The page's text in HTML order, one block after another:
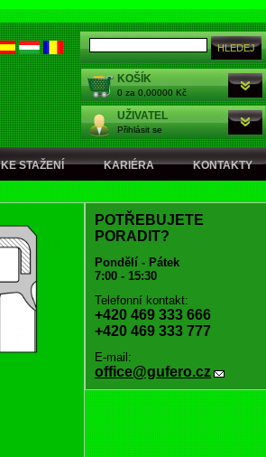
KOŠÍK
0 za 0,00000 Kč
UŽIVATEL
Přihlásit se
KE STAŽENÍ KARIÉRA KONTAKTY
POTŘEBUJETE
PORADIT?
Pondělí - Pátek
7:00 - 15:30
Telefonní kontakt:
+420 469 333 666
+420 469 333 777
E-mail:
office@gufero.cz